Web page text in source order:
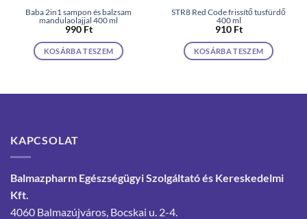
Baba 2in1 sampon és balzsam
mandulaolajjal 400 ml
990 Ft
KOSÁRBA TESZEM
STR8 Red Code frissítő tusfürdő
400 ml
910 Ft
KOSÁRBA TESZEM
KAPCSOLAT
Balmazpharm Egészségügyi Szolgáltató és Kereskedelmi
Kft.
4060 Balmazújváros, Bocskai u. 2-4.